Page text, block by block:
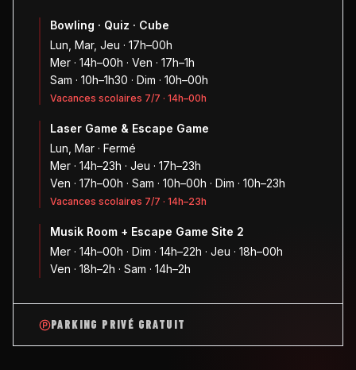
Bowling · Quiz · Cube
Lun, Mar, Jeu · 17h–00h
Mer · 14h–00h · Ven · 17h–1h
Sam · 10h–1h30 · Dim · 10h–00h
Vacances scolaires 7/7 · 14h–00h
Laser Game & Escape Game
Lun, Mar · Fermé
Mer · 14h–23h · Jeu · 17h–23h
Ven · 17h–00h · Sam · 10h–00h · Dim · 10h–23h
Vacances scolaires 7/7 · 14h–23h
Musik Room + Escape Game Site 2
Mer · 14h–00h · Dim · 14h–22h · Jeu · 18h–00h
Ven · 18h–2h · Sam · 14h–2h
PARKING PRIVÉ GRATUIT